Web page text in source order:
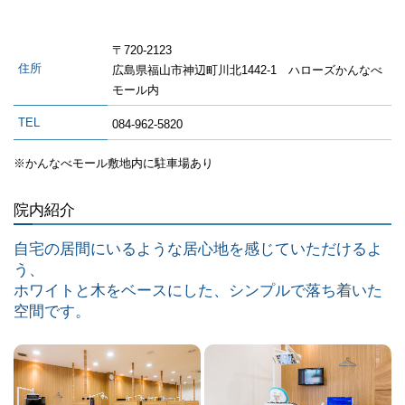
住所
〒720-2123
広島県福山市神辺町川北1442-1 ハローズかんなべ
モール内
TEL 084-962-5820
※かんなべモール敷地内に駐車場あり
院内紹介
自宅の居間にいるような居心地を感じていただけるよ
う、
ホワイトと木をベースにした、シンプルで落ち着いた
空間です。